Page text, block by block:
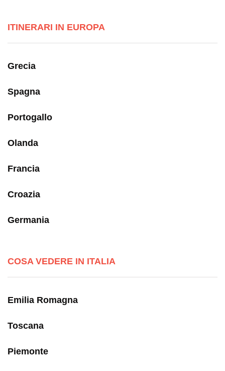
ITINERARI IN EUROPA
Grecia
Spagna
Portogallo
Olanda
Francia
Croazia
Germania
COSA VEDERE IN ITALIA
Emilia Romagna
Toscana
Piemonte